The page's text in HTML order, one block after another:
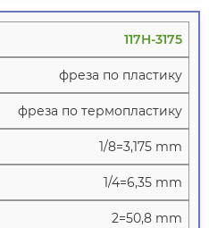
117H-3175
фреза по пластику
фреза по термопластику
1/8=3,175 mm
1/4=6,35 mm
2=50,8 mm